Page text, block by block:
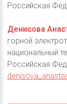
Российская
Денисова
горной
национальный
Российская